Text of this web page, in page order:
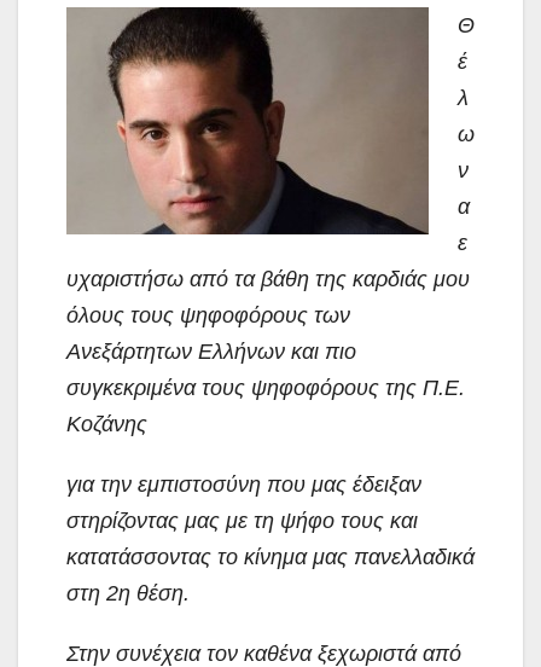
Θ
έ
λ
ω
ν
α
ε
υχαριστήσω από τα βάθη της καρδιάς μου
όλους τους ψηφοφόρους των
Ανεξάρτητων Ελλήνων και πιο
συγκεκριμένα τους ψηφοφόρους της Π.Ε.
Κοζάνης
για την εμπιστοσύνη που μας έδειξαν
στηρίζοντας μας με τη ψήφο τους και
κατατάσσοντας το κίνημα μας πανελλαδικά
στη 2η θέση.
Στην συνέχεια τον καθένα ξεχωριστά από